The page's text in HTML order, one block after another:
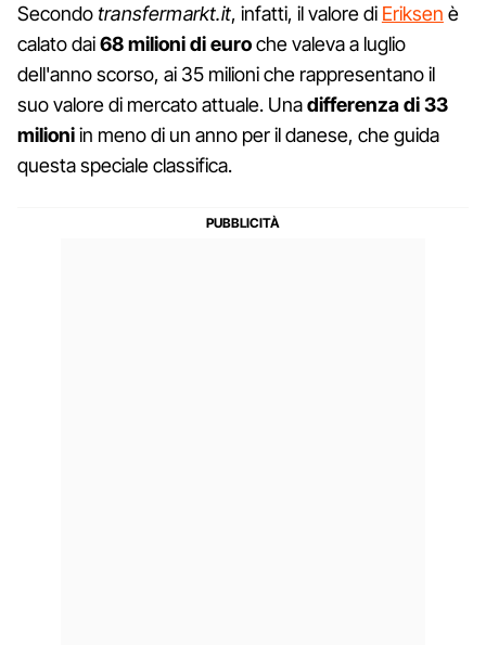
Secondotransfermarkt.it, infatti, il valore di Eriksen è
calato dai68 milioni di euroche valeva a luglio
dell'anno scorso, ai 35 milioni che rappresentano il
suo valore di mercato attuale. Unadifferenza di 33
milioniin meno di un anno per il danese, che guida
questa speciale classifica.